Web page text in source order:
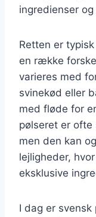
ingredienser
Retten er
en række
varieres med
svinekød eller
med fløde for
pølseret er ofte
men den kan
lejligheder,
eksklusive
I dag er